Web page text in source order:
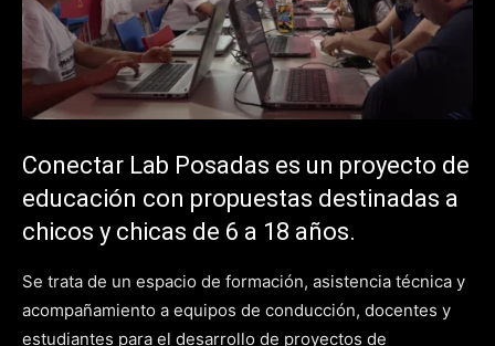
Conectar Lab Posadas es un proyecto de
educación con propuestas destinadas a
chicos y chicas de 6 a 18 años.
Se trata de un espacio de formación, asistencia técnica y
acompañamiento a equipos de conducción, docentes y
estudiantes para el desarrollo de proyectos de